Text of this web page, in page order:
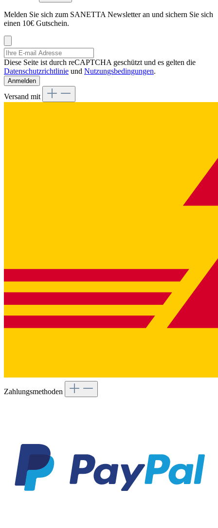
Melden Sie sich zum SANETTA Newsletter an und sichern Sie sich
einen 10€ Gutschein.
Diese Seite ist durch reCAPTCHA geschützt und es gelten die
Datenschutzrichtlinie und Nutzungsbedingungen.
Anmelden
Versand mit
Zahlungsmethoden